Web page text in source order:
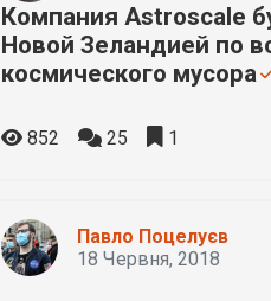
Компания Astroscale
Новой Зеландией по
космического мусора
852 25 1
Павло Поцелуєв
18 Червня, 2018